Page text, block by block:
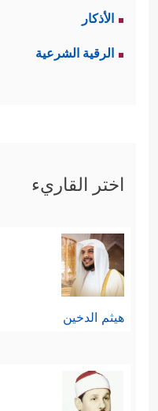
الأذكار
الرقية الشرعية
اختر القاريء
هيثم الدخين